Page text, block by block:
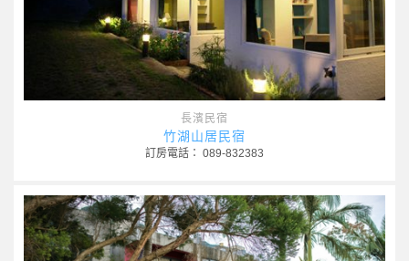
長濱民宿
竹湖山居民宿
訂房電話： 089-832383